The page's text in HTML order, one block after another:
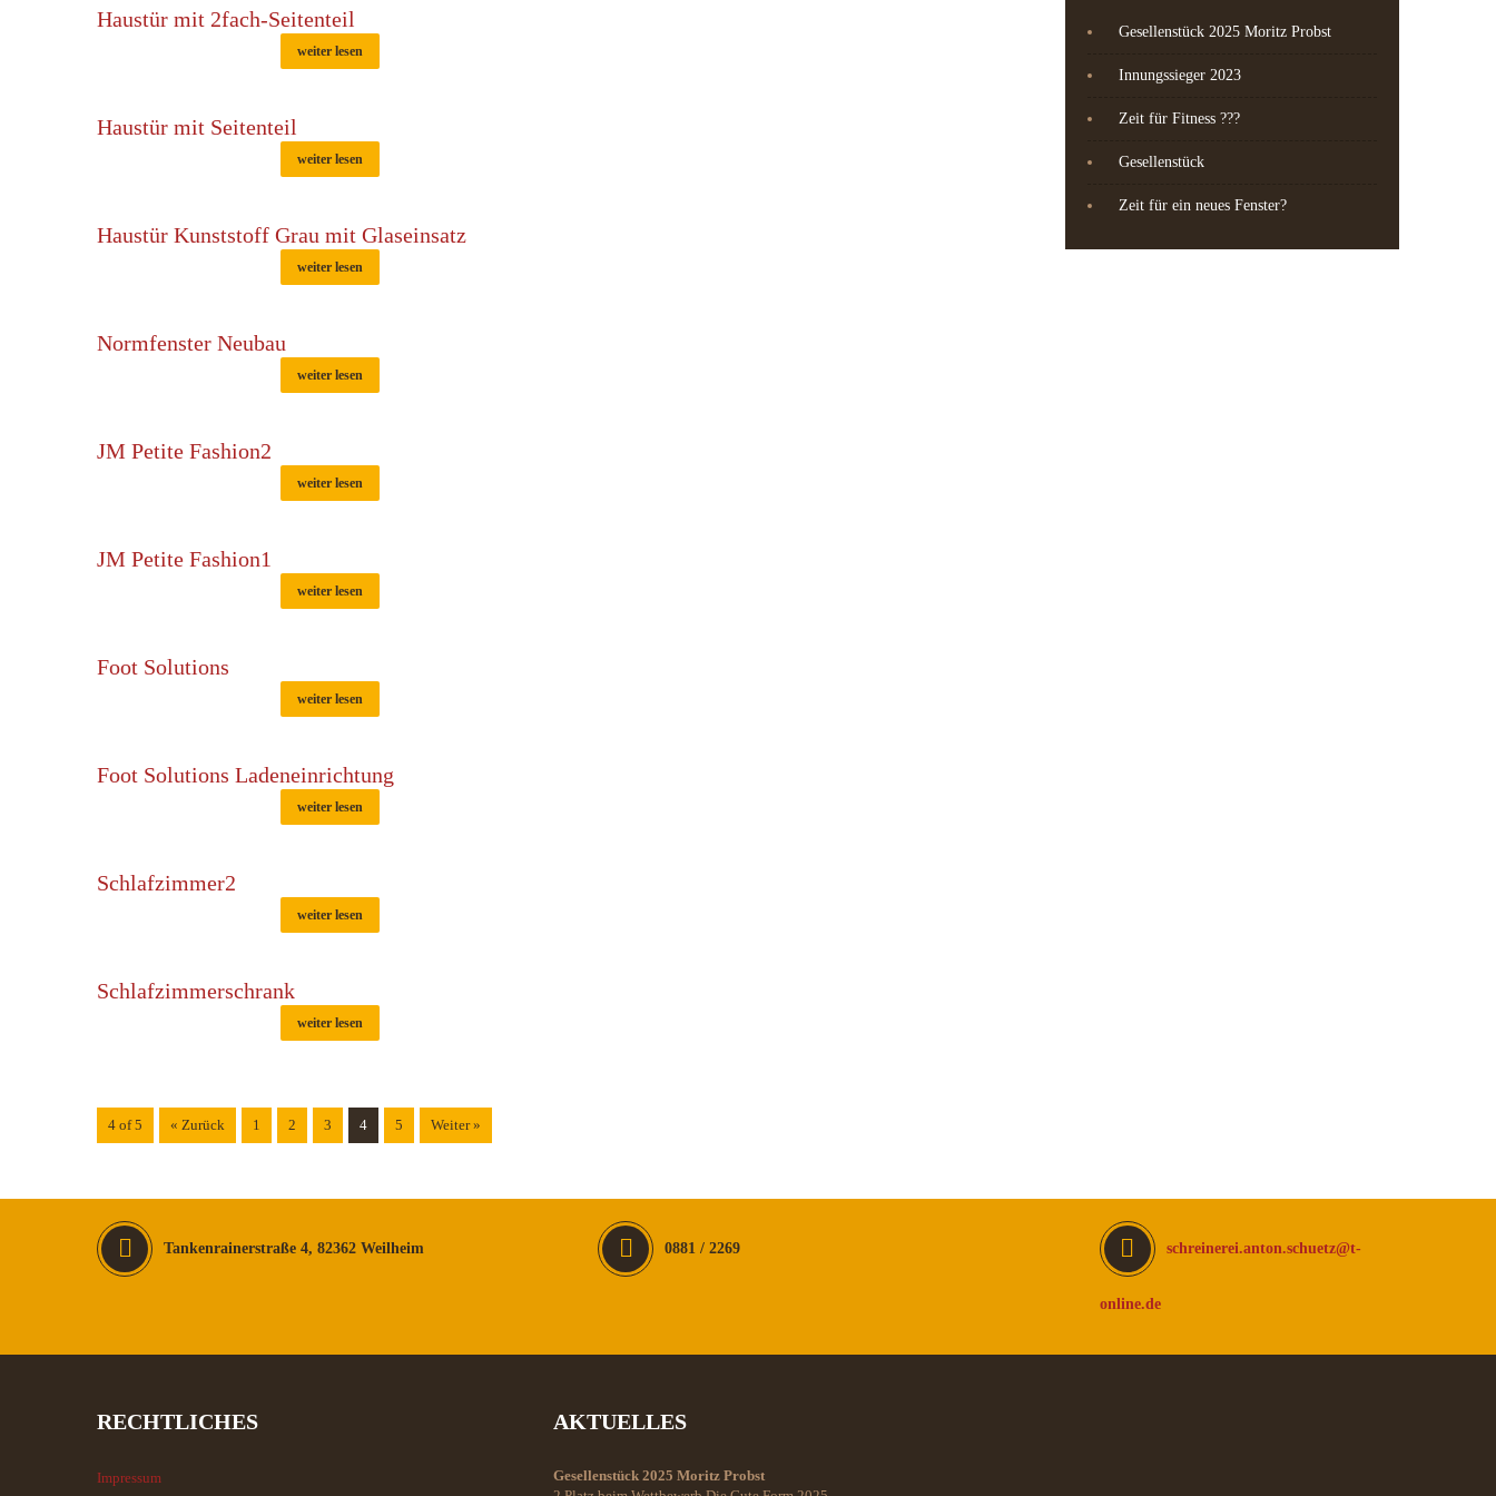
Haustür mit 2fach-Seitenteil
weiter lesen
Haustür mit Seitenteil
weiter lesen
Haustür Kunststoff Grau mit Glaseinsatz
weiter lesen
Normfenster Neubau
weiter lesen
JM Petite Fashion2
weiter lesen
JM Petite Fashion1
weiter lesen
Foot Solutions
weiter lesen
Foot Solutions Ladeneinrichtung
weiter lesen
Schlafzimmer2
weiter lesen
Schlafzimmerschrank
weiter lesen
4 of 5 « Zurück 1 2 3 4 5 Weiter »
Gesellenstück 2025 Moritz Probst
Innungssieger 2023
Zeit für Fitness ???
Gesellenstück
Zeit für ein neues Fenster?
Tankenrainerstraße 4, 82362 Weilheim 0881 / 2269 schreinerei.anton.schuetz@t-
online.de
RECHTLICHES
Impressum
AKTUELLES
Gesellenstück 2025 Moritz Probst